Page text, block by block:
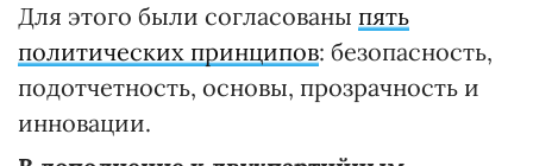
Для этого были согласованы пять
политических принципов: безопасность,
подотчетность, основы, прозрачность и
инновации.